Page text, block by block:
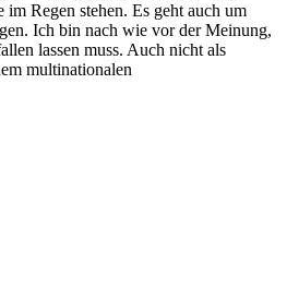
im Regen stehen. Es geht auch um
Ich bin nach wie vor der Meinung,
lassen muss. Auch nicht als
multinationalen